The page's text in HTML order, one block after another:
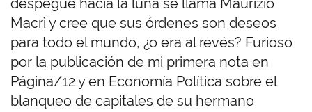
despegue hacia la luna se llama Maurizio
Macrì y cree que sus órdenes son deseos
para todo el mundo, ¿o era al revés? Furioso
por la publicación de mi primera nota en
Página/12 y en Economía Política sobre el
blanqueo de capitales de su hermano